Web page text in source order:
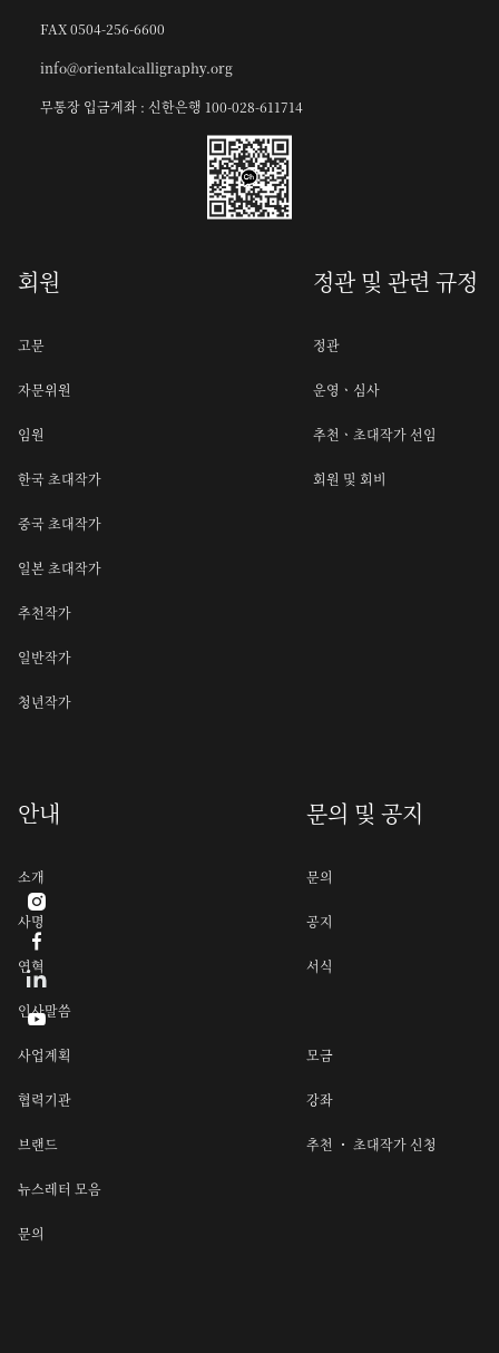
FAX 0504-256-6600
info@orientalcalligraphy.org
무통장 입금계좌 : 신한은행 100-028-611714
회원
고문
자문위원
임원
한국 초대작가
중국 초대작가
일본 초대작가
추천작가
일반작가
청년작가
정관 및 관련 규정
정관
운영ㆍ심사
추천ㆍ초대작가 선임
회원 및 회비
안내
소개
사명
연혁
인사말씀
사업계획
협력기관
브랜드
뉴스레터 모음
문의
문의 및 공지
문의
공지
서식
모금
강좌
추천 ・ 초대작가 신청


